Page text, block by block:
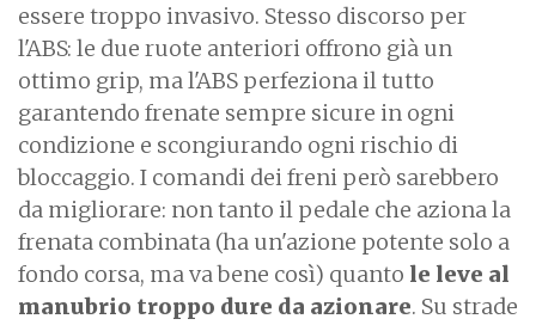
essere troppo invasivo. Stesso discorso per
l'ABS: le due ruote anteriori offrono già un
ottimo grip, ma l'ABS perfeziona il tutto
garantendo frenate sempre sicure in ogni
condizione e scongiurando ogni rischio di
bloccaggio. I comandi dei freni però sarebbero
da migliorare: non tanto il pedale che aziona la
frenata combinata (ha un'azione potente solo a
fondo corsa, ma va bene così) quanto le leve al
manubrio troppo dure da azionare. Su strade